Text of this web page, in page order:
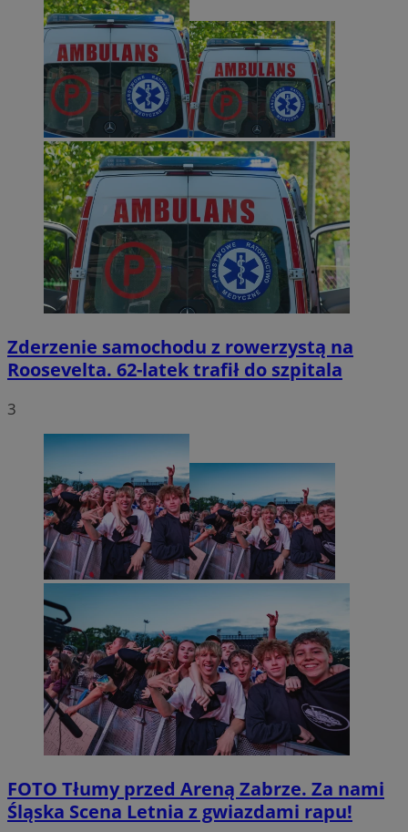
Zderzenie samochodu z rowerzystą na
Roosevelta. 62-latek trafił do szpitala
3
FOTO Tłumy przed Areną Zabrze. Za nami
Śląska Scena Letnia z gwiazdami rapu!